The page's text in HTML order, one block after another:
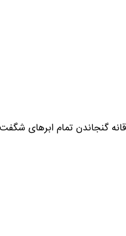
گنجاندن تمام ابرهای